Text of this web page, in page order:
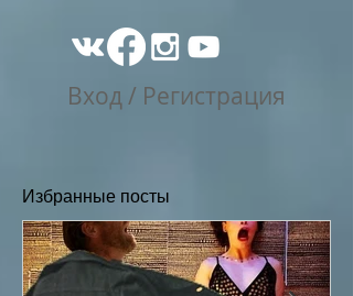
Вход / Регистрация
Избранные посты